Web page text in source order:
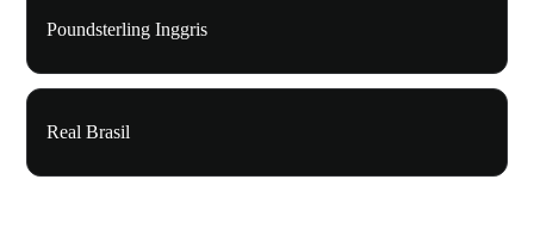
Poundsterling Inggris
Real Brasil